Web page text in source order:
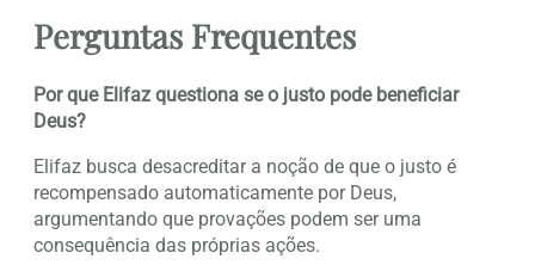
Perguntas Frequentes
Por que Elifaz questiona se o justo pode beneficiar
Deus?
Elifaz busca desacreditar a noção de que o justo é
recompensado automaticamente por Deus,
argumentando que provações podem ser uma
consequência das próprias ações.